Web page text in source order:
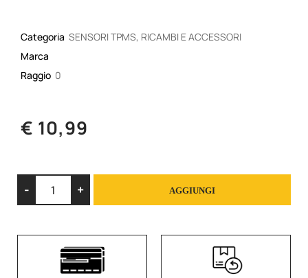
Categoria SENSORI TPMS, RICAMBI E ACCESSORI
Marca
Raggio 0
€ 10,99
AGGIUNGI